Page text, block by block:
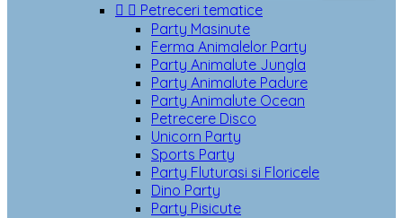
  Petreceri tematice
Party Masinute
Ferma Animalelor Party
Party Animalute Jungla
Party Animalute Padure
Party Animalute Ocean
Petrecere Disco
Unicorn Party
Sports Party
Party Fluturasi si Floricele
Dino Party
Party Pisicute